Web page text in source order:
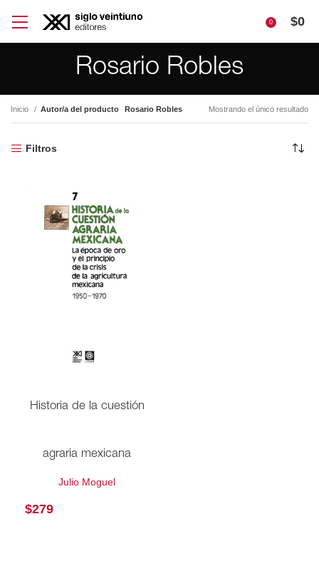
0 $0
Rosario Robles
Inicio Autor/a del producto Rosario Robles Mostrando el único resultado
Filtros
Historia de la cuestión
agraria mexicana
Julio Moguel
$279